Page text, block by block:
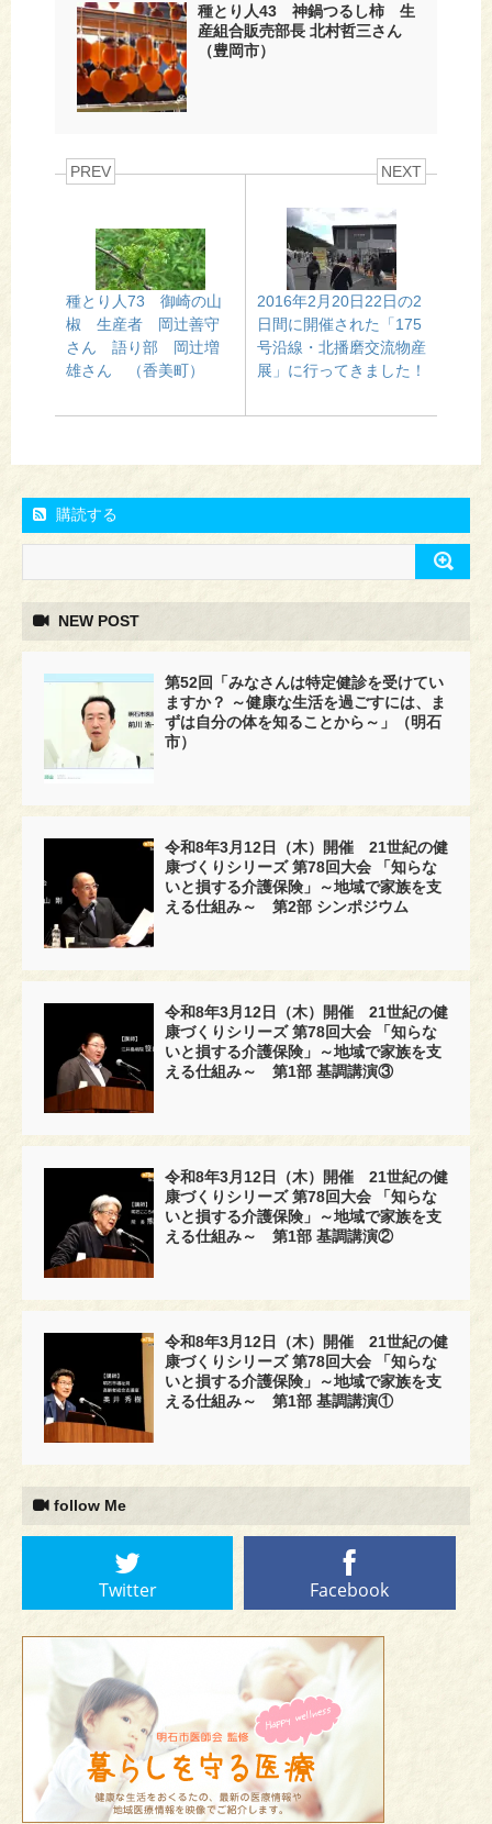
種とり人43 神鍋つるし柿 生
産組合販売部長 北村哲三さん
（豊岡市）
PREV
種とり人73 御崎の山
椒 生産者 岡辻善守
さん 語り部 岡辻増
雄さん （香美町）
NEXT
2016年2月20日22日の2
日間に開催された「175
号沿線・北播磨交流物産
展」に行ってきました！
購読する
NEW POST
第52回「みなさんは特定健診を受けてい
ますか？ ～健康な生活を過ごすには、ま
ずは自分の体を知ることから～」（明石
市）
令和8年3月12日（木）開催 21世紀の健
康づくりシリーズ 第78回大会 「知らな
いと損する介護保険」～地域で家族を支
える仕組み～ 第2部 シンポジウム
令和8年3月12日（木）開催 21世紀の健
康づくりシリーズ 第78回大会 「知らな
いと損する介護保険」～地域で家族を支
える仕組み～ 第1部 基調講演③
令和8年3月12日（木）開催 21世紀の健
康づくりシリーズ 第78回大会 「知らな
いと損する介護保険」～地域で家族を支
える仕組み～ 第1部 基調講演②
令和8年3月12日（木）開催 21世紀の健
康づくりシリーズ 第78回大会 「知らな
いと損する介護保険」～地域で家族を支
える仕組み～ 第1部 基調講演①
follow Me
Twitter Facebook